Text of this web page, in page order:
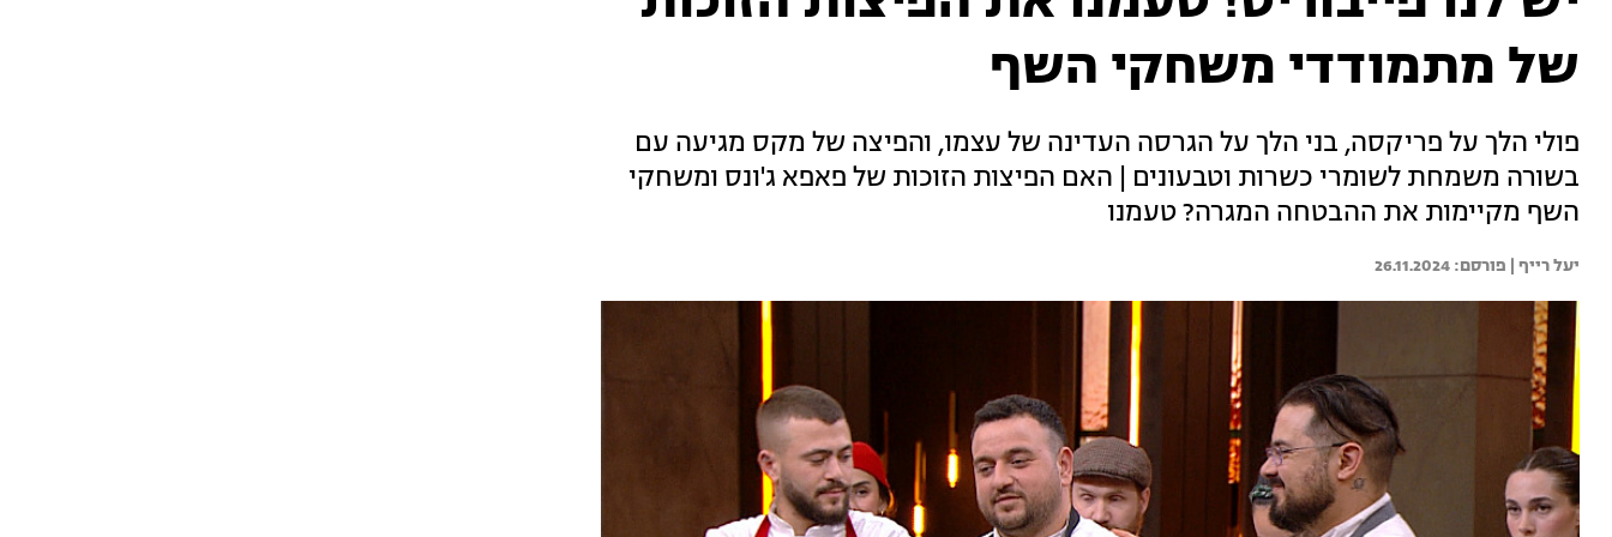
של מתמודדי משחקי השף
פולי הלך על פריקסה, בני הלך על הגרסה העדינה של עצמו, והפיצה של מקס מגיעה עם
בשורה משמחת לשומרי כשרות וטבעונים | האם הפיצות הזוכות של פאפא ג'ונס ומשחקי
השף מקיימות את ההבטחה המגרה? טעמנו
יעל רייף | 26.11.2024